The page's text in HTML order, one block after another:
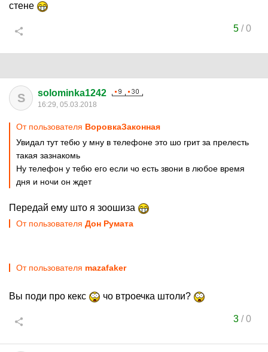
стене
5/0
S solominka1242
16:29, 05.03.2018
От пользователя ВоровкаЗаконная
Увидал тут тебю у мну в телефоне это шо грит за прелесть
такая зазнакомь
Ну телефон у тебю его если чо есть звони в любое время
дня и ночи он ждет
Передай ему што я зоошиза
От пользователя Дон Руматa
От пользователя mazafaker
Вы поди про кекс чо втроечка штоли?
3/0